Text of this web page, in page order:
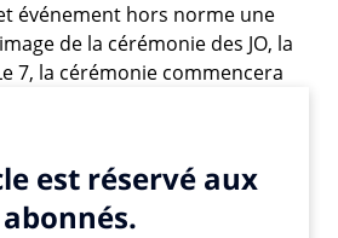
événement hors norme une
de la cérémonie des JO, la
7, la cérémonie commencera
probablement à toute l’île de la
Michel, où des écrans géants
l’événement pour France
midi, Monseigneur Ulrich